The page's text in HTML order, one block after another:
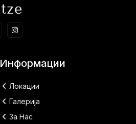
Информации
Локации
Галерија
За Нас